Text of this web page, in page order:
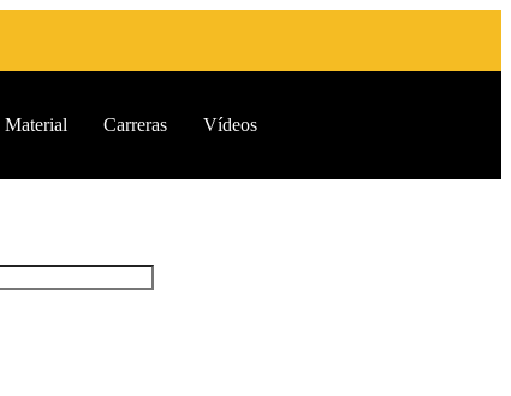
Material Carreras Vídeos